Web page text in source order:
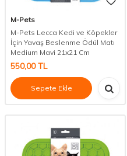
M-Pets
M-Pets Lecca Kedi ve Köpekler
İçin Yavaş Beslenme Ödül Matı
Medium Mavi 21x21 Cm
550,00TL
Sepete Ekle